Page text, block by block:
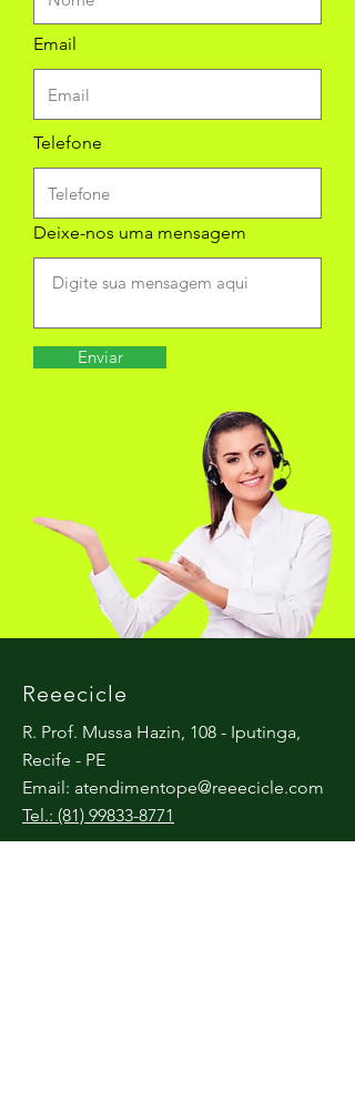
Email
Telefone
Deixe-nos uma mensagem
Enviar
Reeecicle
R. Prof. Mussa Hazin, 108 - Iputinga,
Recife - PE
Email: atendimentope@reeecicle.com
Tel.: (81) 99833-8771